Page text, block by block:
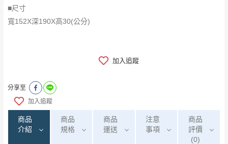
■尺寸
​​​​​​​寬152X深190X高30(公分)
加入追蹤
分享至
加入追蹤
商品
介紹
商品
規格
商品
運送
注意
事項
商品
評價
(0)